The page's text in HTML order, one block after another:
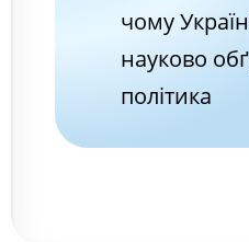
чому
науково
політика